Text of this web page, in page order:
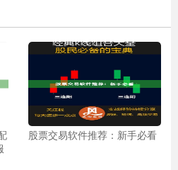
股票交易软件推荐：新手必看